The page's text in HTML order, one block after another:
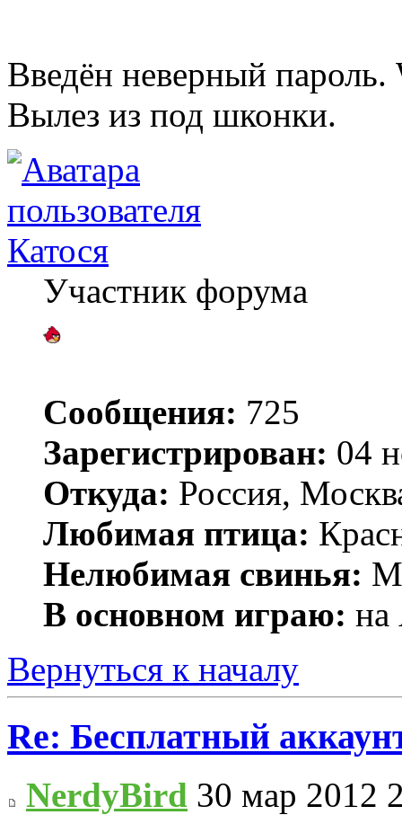
Введён неверный пароль.
Вылез из под шконки.
Катося
Участник форума
Сообщения: 725
Зарегистрирован: 04
Откуда: Россия,
Любимая птица:
Нелюбимая свинья:
В основном играю: на
Вернуться к началу
Re: Бесплатный
NerdyBird 30 мар 2012